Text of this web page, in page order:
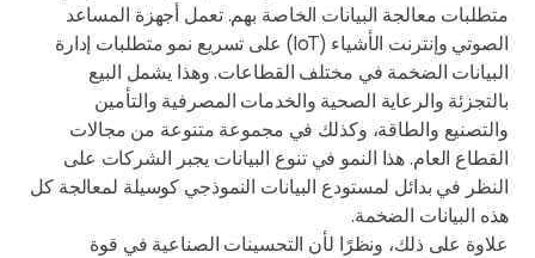
متطلبات معالجة البيانات الخاصة بهم. تعمل أجهزة المساعد
الصوتي وإنترنت الأشياء (IoT) على تسريع نمو متطلبات إدارة
البيانات الضخمة في مختلف القطاعات. وهذا يشمل البيع
بالتجزئة والرعاية الصحية والخدمات المصرفية والتأمين
والتصنيع والطاقة، وكذلك في مجموعة متنوعة من مجالات
القطاع العام. هذا النمو في تنوع البيانات يجبر الشركات على
النظر في بدائل لمستودع البيانات النموذجي كوسيلة لمعالجة كل
هذه البيانات الضخمة.
علاوة على ذلك، ونظرًا لأن التحسينات الصناعية في قوة